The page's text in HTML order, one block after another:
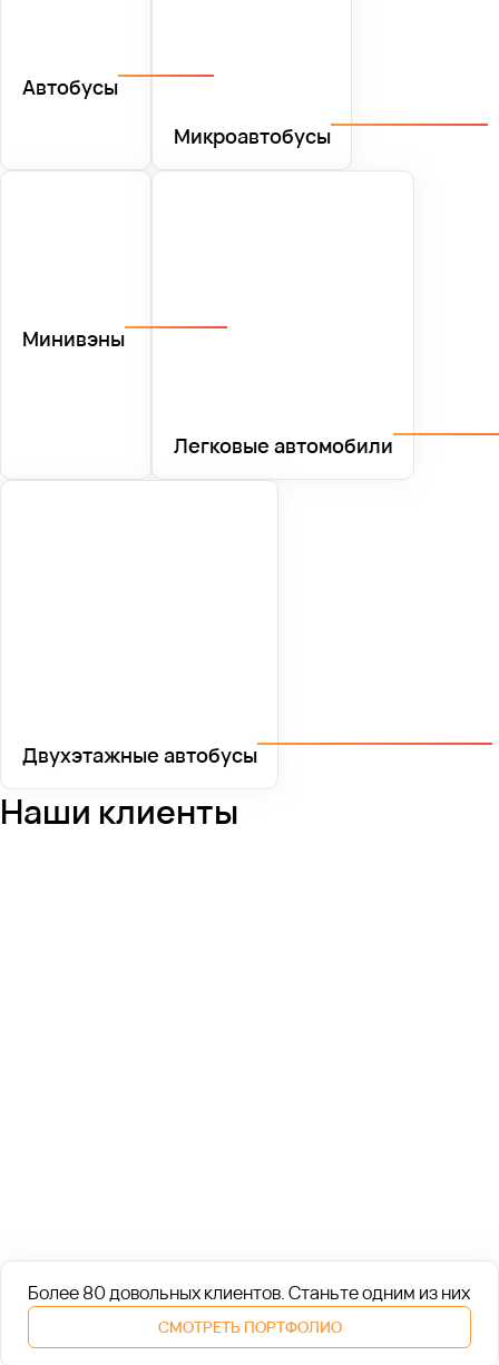
Автобусы
Микроавтобусы
Минивэны
Легковые автомобили
Двухэтажные автобусы
Наши клиенты
Более 80 довольных клиентов. Cтаньте одним из них
СМОТРЕТЬ ПОРТФОЛИО